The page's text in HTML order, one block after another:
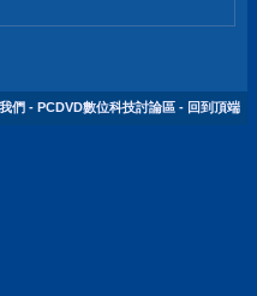
們 - PCDVD數位科技討論區 - 回到頂端